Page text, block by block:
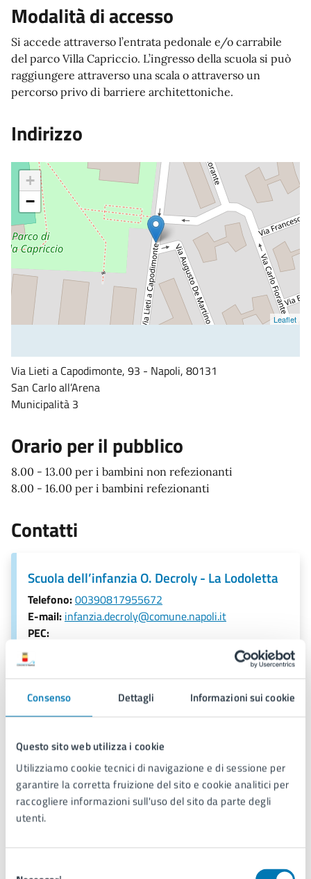
Consenso Dettagli Informazioni sui cookie
Questo sito web utilizza i cookie
Utilizziamo cookie tecnici di navigazione e di sessione per
garantire la corretta fruizione del sito e cookie analitici per
raccogliere informazioni sull'uso del sito da parte degli
utenti.
Modalità di accesso
Si accede attraverso l’entrata pedonale e/o carrabile
del parco Villa Capriccio. L’ingresso della scuola si può
raggiungere attraverso una scala o attraverso un
percorso privo di barriere architettoniche.
Indirizzo
+
−
Leaflet
Via Lieti a Capodimonte, 93 - Napoli, 80131
San Carlo all’Arena
Municipalità 3
Orario per il pubblico
8.00 - 13.00 per i bambini non refezionanti
8.00 - 16.00 per i bambini refezionanti
Contatti
Scuola dell’infanzia O. Decroly - La Lodoletta
Telefono:00390817955672
E-mail: infanzia.decroly@comune.napoli.it
PEC:
municipalita3.circolicomunali@pec.comune.napoli.it
Ulteriori informazioni
Codice Miur:NA1A05000C
Allegati